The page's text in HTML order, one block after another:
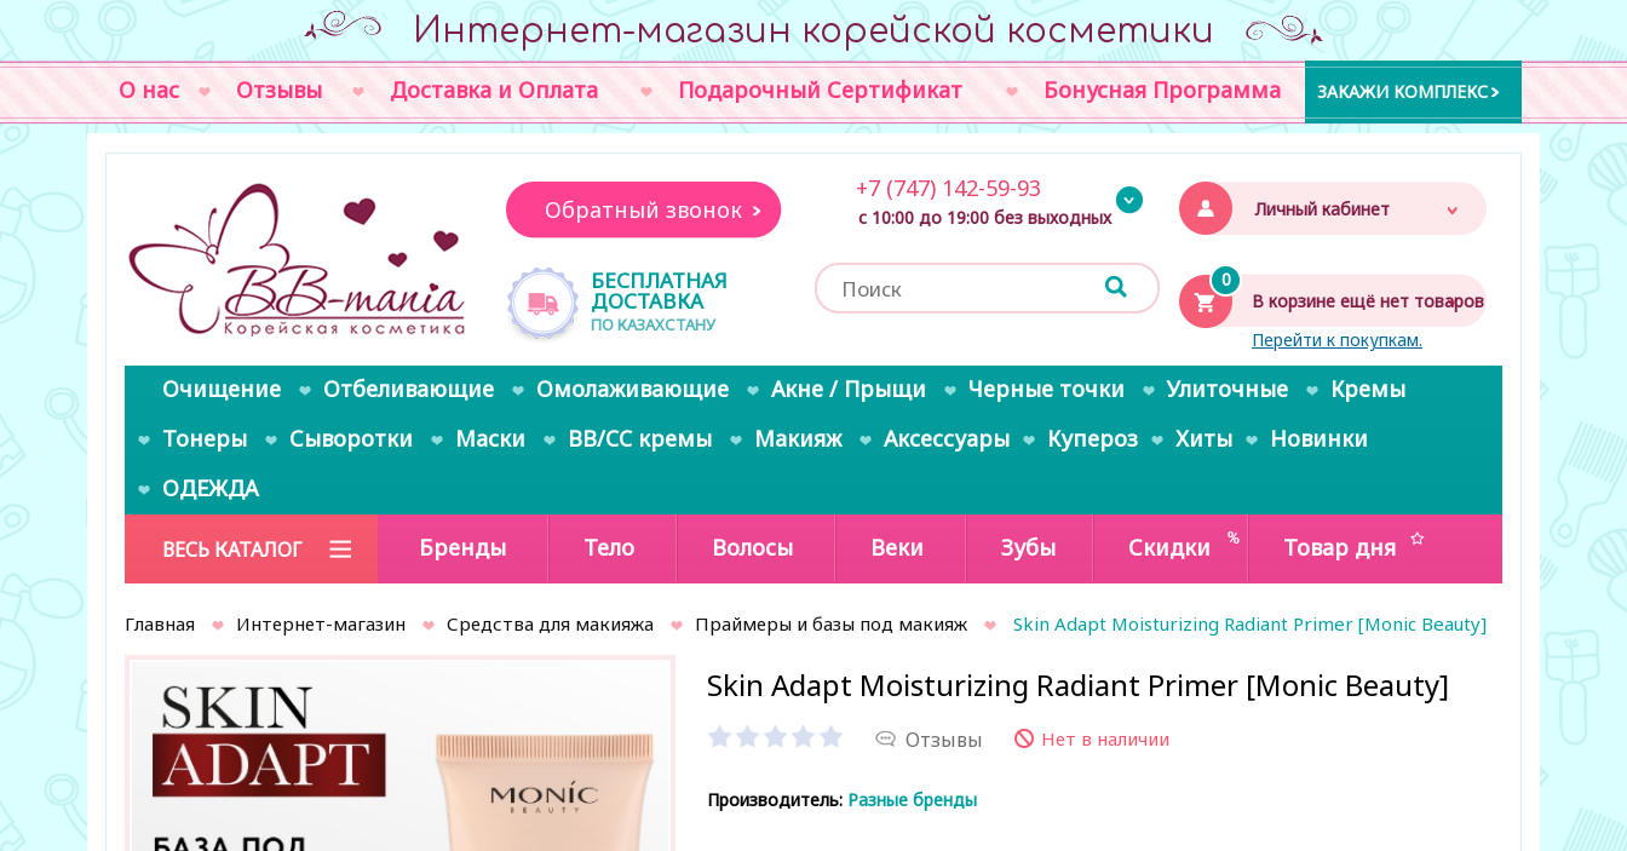
Интернет-магазин корейской косметики
О нас Отзывы Доставка и Оплата Подарочный Сертификат Бонусная Программа ЗАКАЖИ КОМПЛЕКС
Личный кабинет
0
В корзине ещё нет товаров
Перейти к покупкам.
Обратный звонок
БЕСПЛАТНАЯ
ДОСТАВКА
ПО КАЗАХСТАНУ
+7 (747) 142-59-93
с 10:00 до 19:00 без выходных
Очищение Отбеливающие Омолаживающие Акне / Прыщи Черные точки Улиточные
Кремы
Тонеры
Сыворотки Маски BB/CC кремы Макияж Аксессуары Купероз Хиты
Новинки
ОДЕЖДА
ВЕСЬ КАТАЛОГ Бренды Тело Волосы Веки Зубы Скидки Товар дня
Главная Интернет-магазин Средства для макияжа Праймеры и базы под макияж Skin Adapt Moisturizing Radiant Primer [Monic Beauty]
Skin Adapt Moisturizing Radiant Primer [Monic Beauty]
Отзывы Нет в наличии
Производитель: Разные бренды